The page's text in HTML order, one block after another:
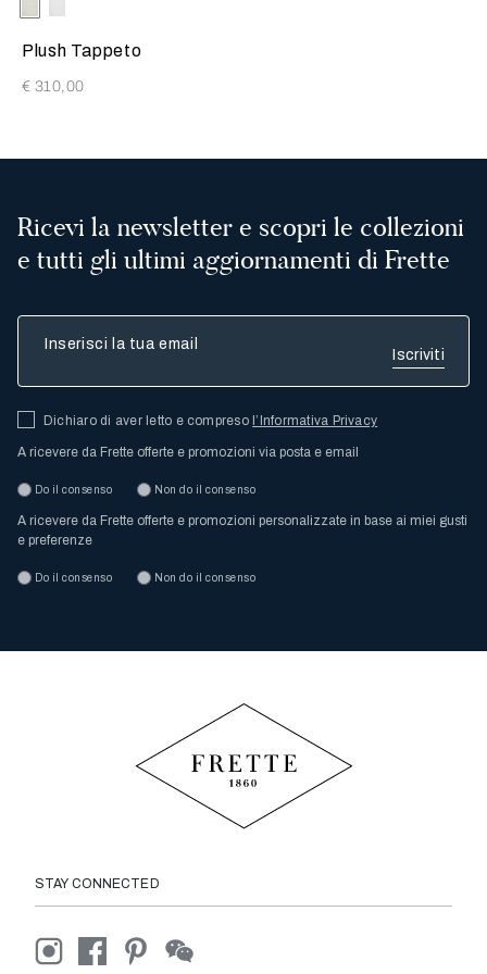
Available Colors
Plush Tappeto
€ 310,00
Ricevi la newsletter e scopri le collezioni
e tutti gli ultimi aggiornamenti di Frette
Dichiaro di aver letto e compreso l’Informativa Privacy
A ricevere da Frette offerte e promozioni via posta e email
Do il consenso Non do il consenso
A ricevere da Frette offerte e promozioni personalizzate in base ai miei gusti
e preferenze
Do il consenso Non do il consenso
STAY CONNECTED